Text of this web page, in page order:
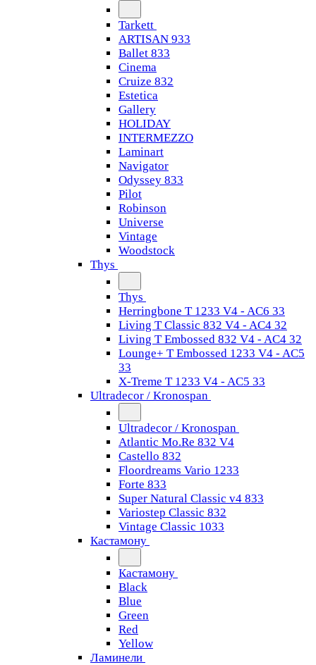
Tarkett
ARTISAN 933
Ballet 833
Cinema
Cruize 832
Estetica
Gallery
HOLIDAY
INTERMEZZO
Laminart
Navigator
Odyssey 833
Pilot
Robinson
Universe
Vintage
Woodstock
Thys
Thys
Herringbone T 1233 V4 - AC6 33
Living T Classic 832 V4 - AC4 32
Living T Embossed 832 V4 - AC4 32
Lounge+ T Embossed 1233 V4 - AC5
33
X-Treme T 1233 V4 - AC5 33
Ultradecor / Kronospan
Ultradecor / Kronospan
Atlantic Mo.Re 832 V4
Castello 832
Floordreams Vario 1233
Forte 833
Super Natural Classic v4 833
Variostep Classic 832
Vintage Classic 1033
Кастамону
Кастамону
Black
Blue
Green
Red
Yellow
Ламинели